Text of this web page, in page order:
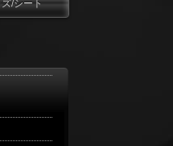
/シート